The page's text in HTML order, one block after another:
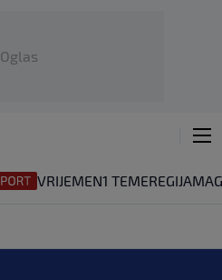
Oglas
VRIJEMEN1 TEMEREGIJA